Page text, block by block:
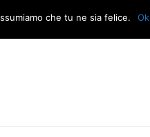
– Repac che tu ne sia felice. Ok